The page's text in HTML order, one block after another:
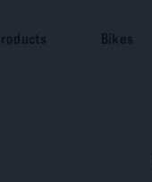
Bikes